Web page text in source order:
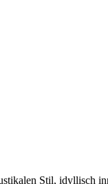
Stil, idyllisch